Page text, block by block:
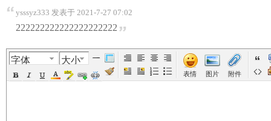
› › ›
ysssyz333 发表于 2021-7-27 07:02
222222222222222222222
字体 大小
表情 图片 附件